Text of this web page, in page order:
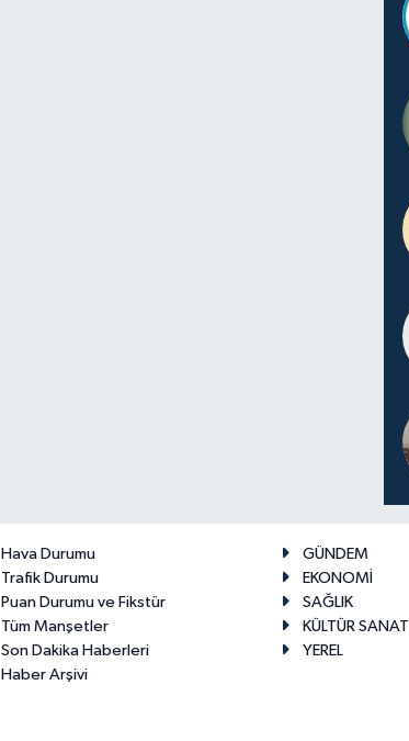
Hava Durumu
Trafik Durumu
Puan Durumu ve Fikstür
Tüm Manşetler
Son Dakika Haberleri
Haber Arşivi
GÜNDEM
EKONOMİ
SAĞLIK
KÜLTÜR SANAT
YEREL